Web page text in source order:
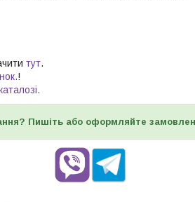
тут.
!
Пишіть або оформляйте